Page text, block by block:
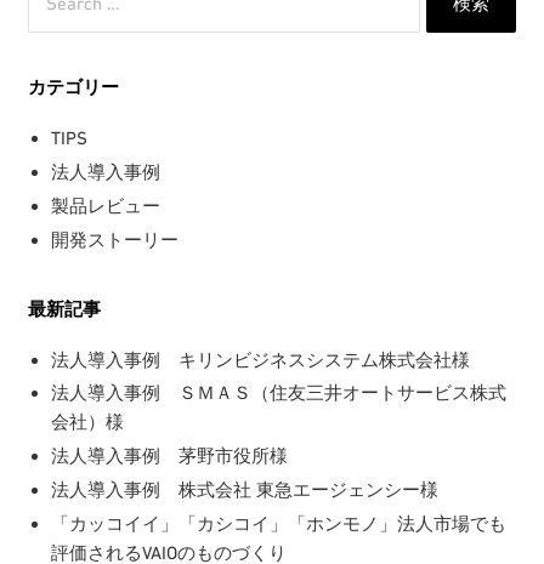
索:
カテゴリー
TIPS
法人導入事例
製品レビュー
開発ストーリー
最新記事
法人導入事例 キリンビジネスシステム株式会社様
法人導入事例 ＳＭＡＳ（住友三井オートサービス株式
会社）様
法人導入事例 茅野市役所様
法人導入事例 株式会社 東急エージェンシー様
「カッコイイ」「カシコイ」「ホンモノ」法人市場でも
評価されるVAIOのものづくり